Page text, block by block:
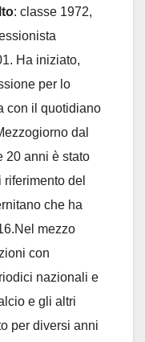
: classe 1972,
Ha iniziato,
per lo
con il quotidiano
dal
20 anni è stato
del
che ha
mezzo
con
nazionali e
e gli altri
per diversi anni